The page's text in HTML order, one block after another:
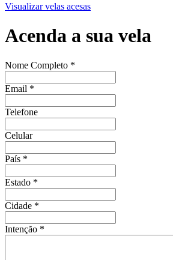
Visualizar velas acesas
Acenda a sua vela
Nome Completo *
Email *
Telefone
Celular
País *
Estado *
Cidade *
Intenção *